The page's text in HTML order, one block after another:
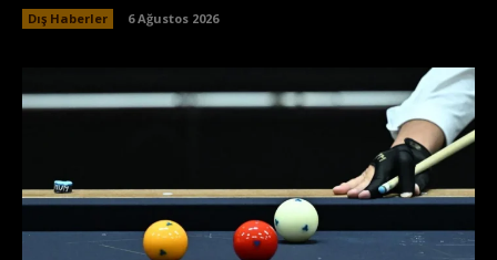
Dış Haberler 6 Ağustos 2026